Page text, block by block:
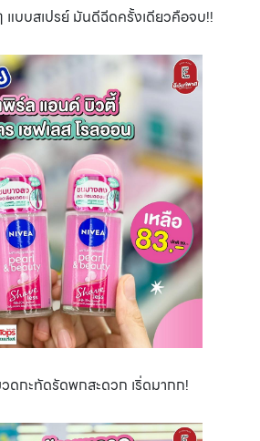
แบบสเปรย์ มันดีฉีดครั้งเดียวคือจบ!!
ดกะทัดรัดพกสะดวก เริ่ดมากก!